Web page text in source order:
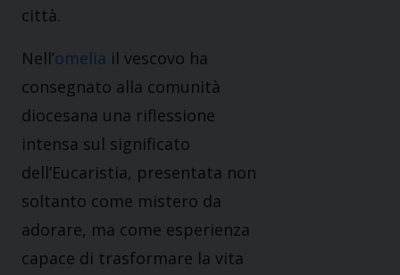
città.
Nell’omelia il vescovo ha
consegnato alla comunità
diocesana una riflessione
intensa sul significato
dell’Eucaristia, presentata non
soltanto come mistero da
adorare, ma come esperienza
capace di trasformare la vita